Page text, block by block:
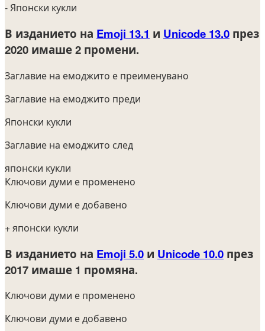
- Японски кукли
В изданието на Emoji 13.1 и Unicode 13.0 през
2020 имаше 2 промени.
Заглавие на емоджито е преименувано
Заглавие на емоджито преди
Японски кукли
Заглавие на емоджито след
японски кукли
Ключови думи е променено
Ключови думи е добавено
+ японски кукли
В изданието на Emoji 5.0 и Unicode 10.0 през
2017 имаше 1 промяна.
Ключови думи е променено
Ключови думи е добавено